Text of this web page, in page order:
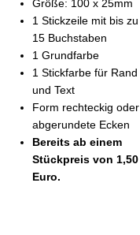
Größe: 100 x 25mm
1 Stickzeile mit bis zu
15 Buchstaben
1 Grundfarbe
1 Stickfarbe für Rand
und Text
Form rechteckig oder
abgerundete Ecken
Bereits ab einem
Stückpreis von 1,50
Euro.